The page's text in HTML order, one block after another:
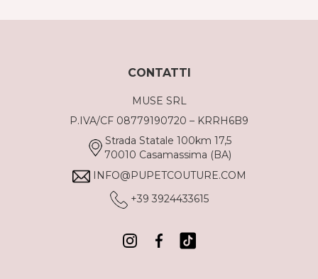
CONTATTI
MUSE SRL
P.IVA/CF 08779190720 – KRRH6B9
Strada Statale 100km 17,5
70010 Casamassima (BA)
INFO@PUPETCOUTURE.COM
+39 3924433615